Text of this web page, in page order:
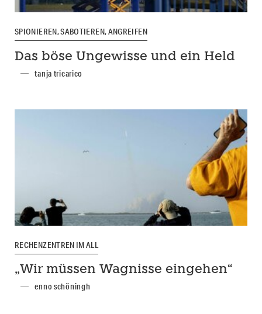
SPIONIEREN, SABOTIEREN, ANGREIFEN
Das böse Ungewisse und ein Held
tanja tricarico
RECHENZENTREN IM ALL
„Wir müssen Wagnisse eingehen“
enno schöningh